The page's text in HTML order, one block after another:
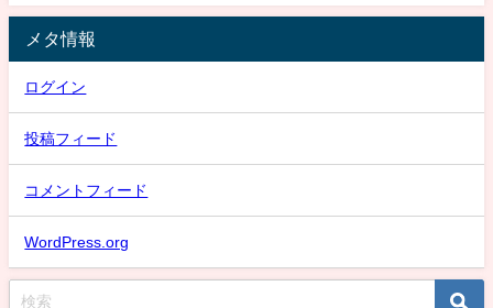
メタ情報
ログイン
投稿フィード
コメントフィード
WordPress.org